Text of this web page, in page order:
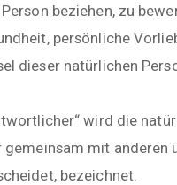
beziehen, zu
persönliche
dieser natürlichen
wird die
gemeinsam mit anderen
bezeichnet.